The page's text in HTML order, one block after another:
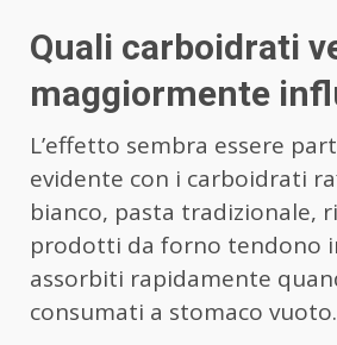
Quali carboidrati
maggiormente
L’effetto sembra essere
evidente con i carboidrati
bianco, pasta tradizionale,
prodotti da forno tendono
assorbiti rapidamente
consumati a stomaco vuoto.